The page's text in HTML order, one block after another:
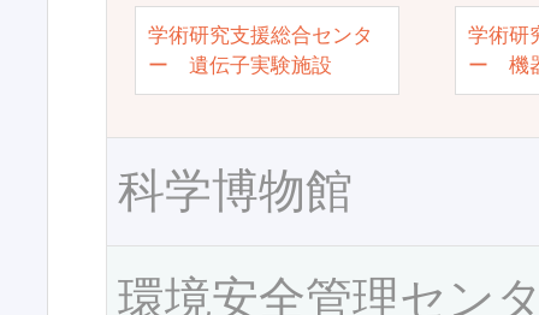
学術研究支援総合センタ
ー 遺伝子実験施設
学術研
ー 機
科学博物館
環境安全管理セン